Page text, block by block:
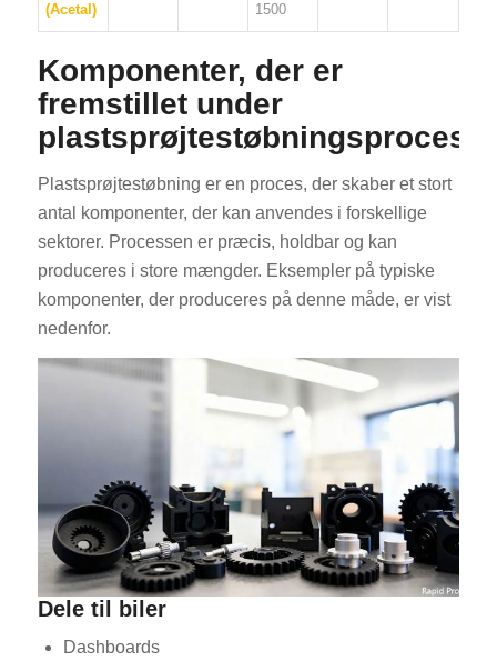
(Acetal)
1500
Komponenter, der er
fremstillet under
Plastsprøjtestøbning er en proces, der skaber et stort
antal komponenter, der kan anvendes i forskellige
sektorer. Processen er præcis, holdbar og kan
produceres i store mængder. Eksempler på typiske
komponenter, der produceres på denne måde, er vist
nedenfor.
Dele til biler
Dashboards